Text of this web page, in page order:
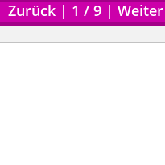
Zurück | 1 / 9 | Weiter